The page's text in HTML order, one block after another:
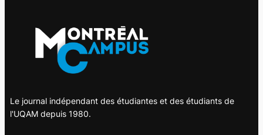
Le journal indépendant des étudiantes et des étudiants de
l'UQAM depuis 1980.